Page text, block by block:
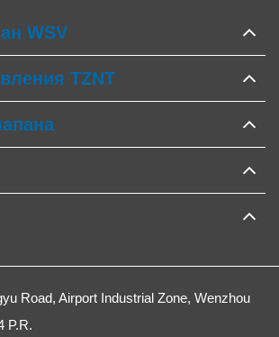
WSV
TZNT
Road, Airport Industrial Zone, Wenzhou
P.R.